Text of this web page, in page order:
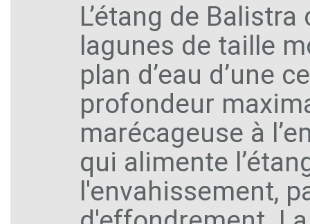
L’étang de
lagunes de taille
plan d’eau d’une
profondeur
marécageuse à
qui alimente
l'envahissement,